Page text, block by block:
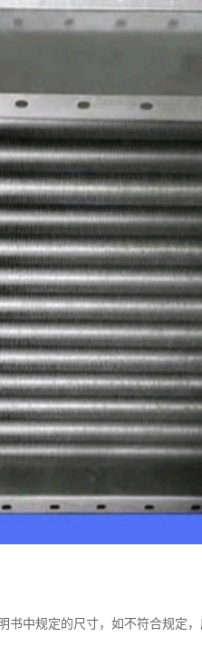
中规定的尺寸，如不符合规定